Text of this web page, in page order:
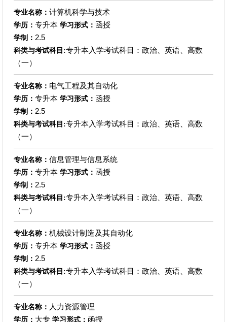
专业名称： 计算机科学与技术
学历： 专升本 学习形式： 函授
学制： 2.5
科类与考试科目:专升本入学考试科目：政治、英语、高数
（一）
专业名称： 电气工程及其自动化
学历： 专升本 学习形式： 函授
学制： 2.5
科类与考试科目:专升本入学考试科目：政治、英语、高数
（一）
专业名称： 信息管理与信息系统
学历： 专升本 学习形式： 函授
学制： 2.5
科类与考试科目:专升本入学考试科目：政治、英语、高数
（一）
专业名称： 机械设计制造及其自动化
学历： 专升本 学习形式： 函授
学制： 2.5
科类与考试科目:专升本入学考试科目：政治、英语、高数
（一）
专业名称： 人力资源管理
学历： 大专 学习形式： 函授